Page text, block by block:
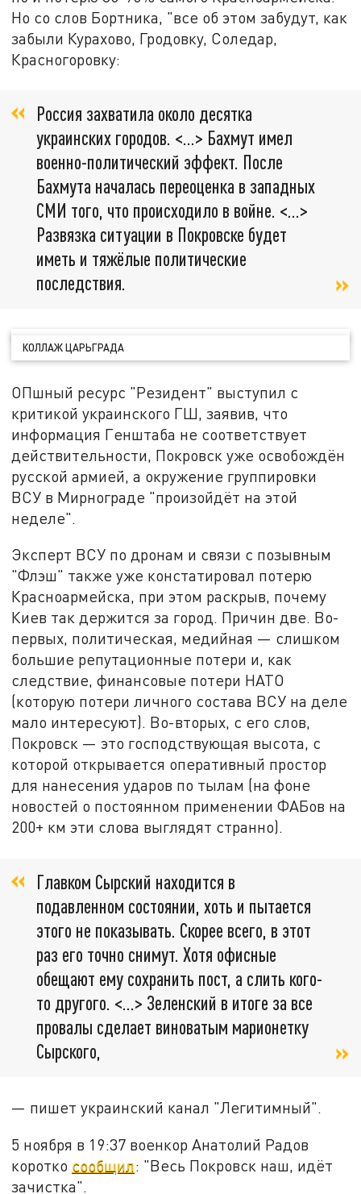
Но со слов Бортника, "все об этом забудут, как
забыли Курахово, Гродовку, Соледар,
Красногоровку:
Россия захватила около десятка
украинских городов. <…> Бахмут имел
военно-политический эффект. После
Бахмута началась переоценка в западных
СМИ того, что происходило в войне. <…>
Развязка ситуации в Покровске будет
иметь и тяжёлые политические
последствия.
КОЛЛАЖ ЦАРЬГРАДА
ОПшный ресурс "Резидент" выступил с
критикой украинского ГШ, заявив, что
информация Генштаба не соответствует
действительности, Покровск уже освобождён
русской армией, а окружение группировки
ВСУ в Мирнограде "произойдёт на этой
неделе".
Эксперт ВСУ по дронам и связи с позывным
"Флэш" также уже констатировал потерю
Красноармейска, при этом раскрыв, почему
Киев так держится за город. Причин две. Во-
первых, политическая, медийная — слишком
большие репутационные потери и, как
следствие, финансовые потери НАТО
(которую потери личного состава ВСУ на деле
мало интересуют). Во-вторых, с его слов,
Покровск — это господствующая высота, с
которой открывается оперативный простор
для нанесения ударов по тылам (на фоне
новостей о постоянном применении ФАБов на
200+ км эти слова выглядят странно).
Главком Сырский находится в
подавленном состоянии, хоть и пытается
этого не показывать. Скорее всего, в этот
раз его точно снимут. Хотя офисные
обещают ему сохранить пост, а слить кого-
то другого. <…> Зеленский в итоге за все
провалы сделает виноватым марионетку
Сырского,
— пишет украинский канал "Легитимный".
5 ноября в 19:37 военкор Анатолий Радов
коротко сообщил: "Весь Покровск наш, идёт
зачистка".